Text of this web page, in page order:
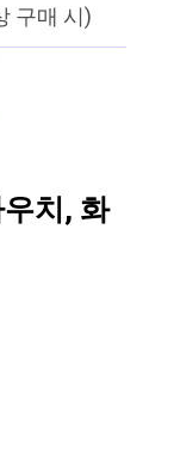
구매 시)
치, 화